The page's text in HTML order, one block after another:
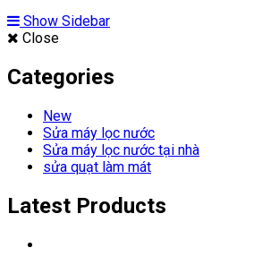
Show Sidebar
Close
Categories
New
Sửa máy lọc nước
Sửa máy lọc nước tại nhà
sửa quạt làm mát
Latest Products